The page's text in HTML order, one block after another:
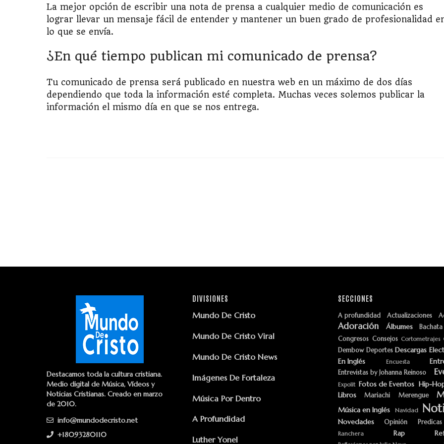
La mejor opción de escribir una nota de prensa a cualquier medio de comunicación es
lograr llevar un mensaje fácil de entender y mantener un buen grado de profesionalidad
lo que se envía.
¿En qué tiempo publican mi comunicado de prensa?
Tu comunicado de prensa será publicado en nuestra web en un máximo de dos días
dependiendo que toda la información esté completa. Muchas veces solemos publicar la
información el mismo día en que se nos entrega.
Destacamos toda la cultura cristiana.
Medio digital de Música, Vídeos y
Noticias Cristianas. Creado en marzo
de 2010.
info@mundodecristo.net
+18093280110
DIVISIONES
Mundo De Cristo
Mundo De Cristo Viral
Mundo De Cristo News
Imágenes De Fortaleza
Música Por Dentro
A Profundidad
Luther Yonel
SECCIONES
A profundidad Actualizaciones
Adoración Álbumes
Bachata
Congresos Consejos Cortometrajes
Dembow Deportes Descargas
En Inglés
Encuesta
Entrevistas by Johanna Reinoso
Expolit Fotos de Eventos Hip-
Libros
Mariachi Merengue
Música en Inglés Navidad
Novedades Opinión Predicas
Ranchera Rap